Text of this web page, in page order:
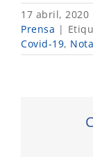
17 abril, 2020
Prensa |
Covid-19,